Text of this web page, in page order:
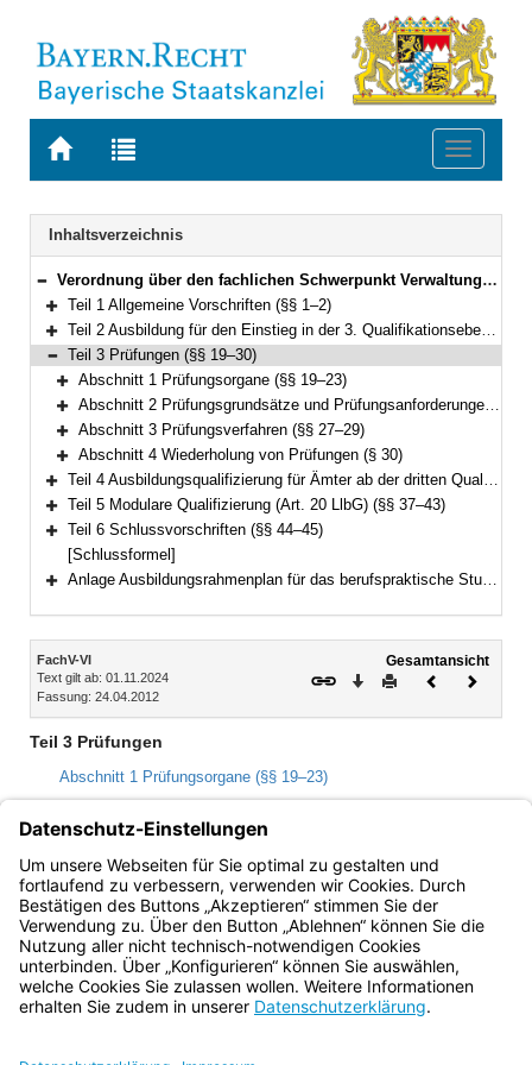
Zur
BAYERN.RECHT
Zur
letzten
Suche
Toggle
Navigation
Inhaltsverzeichnis
Bereich reduzieren
Verordnung über den fachlichen Schwerpunkt Verwaltungsinformatik (Fachverordnung Verwaltungsinformatik – FachV-VI) Vom 24. April 2012 (GVBl. S. 159) BayRS 2038-3-1-6-F (§§ 1–45)
Bereich erweitern
Teil 1 Allgemeine Vorschriften (§§ 1–2)
Bereich erweitern
Teil 2 Ausbildung für den Einstieg in der 3. Qualifikationsebene (§§ 3–18)
Bereich reduzieren
Teil 3 Prüfungen (§§ 19–30)
Bereich erweitern
Abschnitt 1 Prüfungsorgane (§§ 19–23)
Bereich erweitern
Abschnitt 2 Prüfungsgrundsätze und Prüfungsanforderungen (§§ 24–26)
Bereich erweitern
Abschnitt 3 Prüfungsverfahren (§§ 27–29)
Bereich erweitern
Abschnitt 4 Wiederholung von Prüfungen (§ 30)
Bereich erweitern
Teil 4 Ausbildungsqualifizierung für Ämter ab der dritten Qualifikationsebene (Art. 37 LlbG) (§§ 31–36)
Bereich erweitern
Teil 5 Modulare Qualifizierung (Art. 20 LlbG) (§§ 37–43)
Bereich erweitern
Teil 6 Schlussvorschriften (§§ 44–45)
[Schlussformel]
Anlage Ausbildungsrahmenplan für das berufspraktische Studium
Inhalt
FachV-VI
Text gilt ab: 01.11.2024
Fassung: 24.04.2012
Gesamtansicht
Download
DruckenVorheriges
Teil 3 Prüfungen
Abschnitt 1 Prüfungsorgane (§§ 19–23)
24–26)
Abschnitt 3 Prüfungsverfahren (§§ 27–29)
Abschnitt 4 Wiederholung von Prüfungen (§ 30)
Bayern.de
BayernPortal